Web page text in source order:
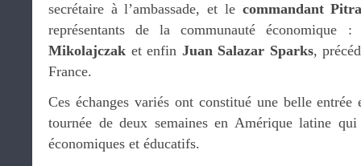
secrétaire à l’ambassade, et le commandant
représentants de la communauté économique
Mikolajczak et enfin Juan Salazar Sparks,
France.
Ces échanges variés ont constitué une belle
tournée de deux semaines en Amérique latine
économiques et éducatifs.